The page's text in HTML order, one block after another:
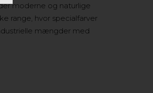
moderne og naturlige
range, hvor specialfarver
mængder med